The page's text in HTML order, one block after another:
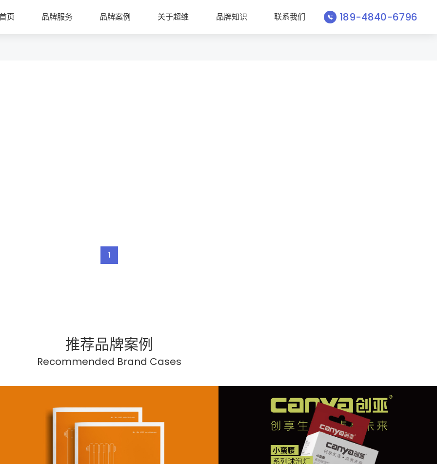
页 品牌服务 品牌案例 关于超维 品牌知识 联系我们 189-4840-6796
1
推荐品牌案例
Recommended Brand Cases